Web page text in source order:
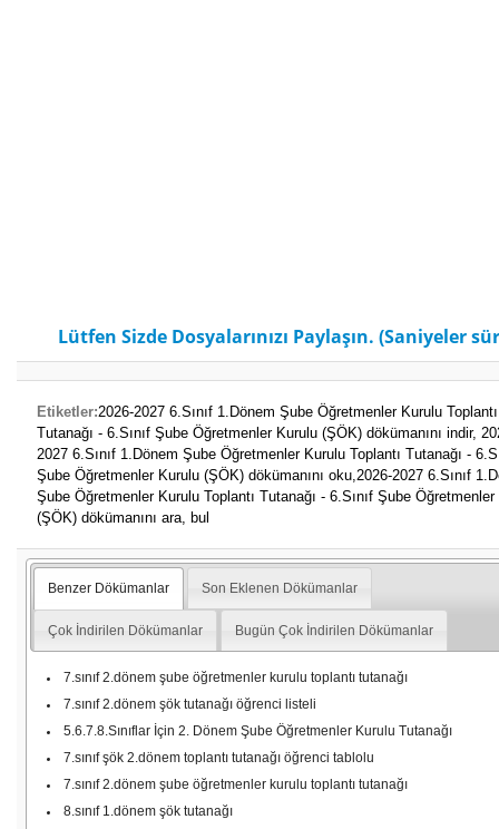
Lütfen Sizde Dosyalarınızı Paylaşın. (Saniyeler
Etiketler:2026-2027 6.Sınıf 1.Dönem Şube Öğretmenler Kurulu Toplantı
Tutanağı - 6.Sınıf Şube Öğretmenler Kurulu (ŞÖK) dökümanını indir,
2027 6.Sınıf 1.Dönem Şube Öğretmenler Kurulu Toplantı Tutanağı -
Şube Öğretmenler Kurulu (ŞÖK) dökümanını oku,2026-2027 6.Sınıf
Şube Öğretmenler Kurulu Toplantı Tutanağı - 6.Sınıf Şube
(ŞÖK) dökümanını ara, bul
Benzer Dökümanlar Son Eklenen Dökümanlar
Çok İndirilen Dökümanlar Bugün Çok İndirilen Dökümanlar
7.sınıf 2.dönem şube öğretmenler kurulu toplantı tutanağı
7.sınıf 2.dönem şök tutanağı öğrenci listeli
5.6.7.8.Sınıflar İçin 2. Dönem Şube Öğretmenler Kurulu Tutanağı
7.sınıf şök 2.dönem toplantı tutanağı öğrenci tablolu
7.sınıf 2.dönem şube öğretmenler kurulu toplantı tutanağı
8.sınıf 1.dönem şök tutanağı